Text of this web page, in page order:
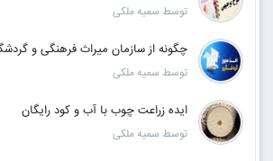
توسط سمیه ملکی
چگونه از سازمان میراث فرهنگی و
توسط سمیه ملکی
ایده زراعت چوب با آب و کود رایگان
توسط سمیه ملکی